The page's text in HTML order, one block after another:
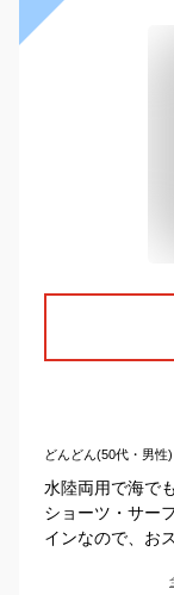
どんどん(50代・男性)
水陸両用で海で
ショーツ・サー
インなので、お